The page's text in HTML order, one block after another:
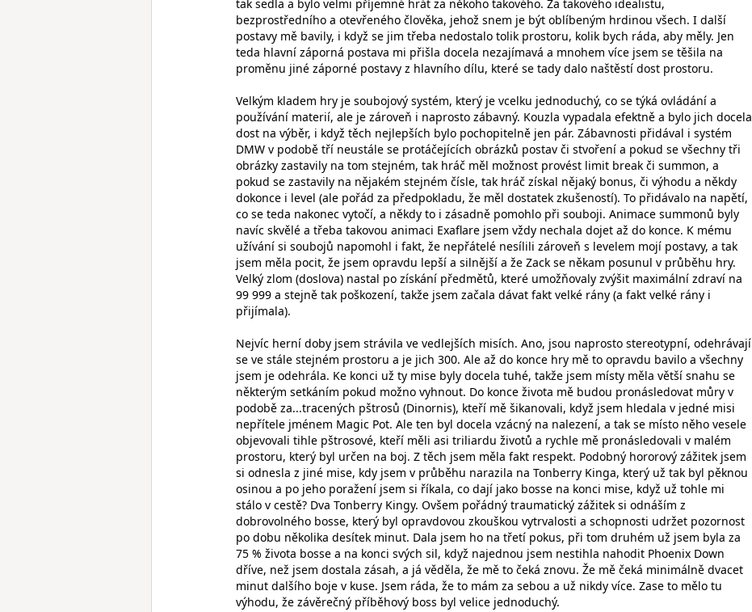
tak sedla a bylo velmi příjemné hrát za někoho takového. Za takového idealistu,
bezprostředního a otevřeného člověka, jehož snem je být oblíbeným hrdinou všech. I další
postavy mě bavily, i když se jim třeba nedostalo tolik prostoru, kolik bych ráda, aby měly. Jen
teda hlavní záporná postava mi přišla docela nezajímavá a mnohem více jsem se těšila na
proměnu jiné záporné postavy z hlavního dílu, které se tady dalo naštěstí dost prostoru.
Velkým kladem hry je soubojový systém, který je vcelku jednoduchý, co se týká ovládání a
používání materií, ale je zároveň i naprosto zábavný. Kouzla vypadala efektně a bylo jich docela
dost na výběr, i když těch nejlepších bylo pochopitelně jen pár. Zábavnosti přidával i systém
DMW v podobě tří neustále se protáčejících obrázků postav či stvoření a pokud se všechny tři
obrázky zastavily na tom stejném, tak hráč měl možnost provést limit break či summon, a
pokud se zastavily na nějakém stejném čísle, tak hráč získal nějaký bonus, či výhodu a někdy
dokonce i level (ale pořád za předpokladu, že měl dostatek zkušeností). To přidávalo na napětí,
co se teda nakonec vytočí, a někdy to i zásadně pomohlo při souboji. Animace summonů byly
navíc skvělé a třeba takovou animaci Exaflare jsem vždy nechala dojet až do konce. K mému
užívání si soubojů napomohl i fakt, že nepřátelé nesílili zároveň s levelem mojí postavy, a tak
jsem měla pocit, že jsem opravdu lepší a silnější a že Zack se někam posunul v průběhu hry.
Velký zlom (doslova) nastal po získání předmětů, které umožňovaly zvýšit maximální zdraví na
99 999 a stejně tak poškození, takže jsem začala dávat fakt velké rány (a fakt velké rány i
přijímala).
Nejvíc herní doby jsem strávila ve vedlejších misích. Ano, jsou naprosto stereotypní, odehrávají
se ve stále stejném prostoru a je jich 300. Ale až do konce hry mě to opravdu bavilo a všechny
jsem je odehrála. Ke konci už ty mise byly docela tuhé, takže jsem místy měla větší snahu se
některým setkáním pokud možno vyhnout. Do konce života mě budou pronásledovat můry v
podobě za...tracených pštrosů (Dinornis), kteří mě šikanovali, když jsem hledala v jedné misi
nepřítele jménem Magic Pot. Ale ten byl docela vzácný na nalezení, a tak se místo něho vesele
objevovali tihle pštrosové, kteří měli asi triliardu životů a rychle mě pronásledovali v malém
prostoru, který byl určen na boj. Z těch jsem měla fakt respekt. Podobný hororový zážitek jsem
si odnesla z jiné mise, kdy jsem v průběhu narazila na Tonberry Kinga, který už tak byl pěknou
osinou a po jeho poražení jsem si říkala, co dají jako bosse na konci mise, když už tohle mi
stálo v cestě? Dva Tonberry Kingy. Ovšem pořádný traumatický zážitek si odnáším z
dobrovolného bosse, který byl opravdovou zkouškou vytrvalosti a schopnosti udržet pozornost
po dobu několika desítek minut. Dala jsem ho na třetí pokus, při tom druhém už jsem byla za
75 % života bosse a na konci svých sil, když najednou jsem nestihla nahodit Phoenix Down
dříve, než jsem dostala zásah, a já věděla, že mě to čeká znovu. Že mě čeká minimálně dvacet
minut dalšího boje v kuse. Jsem ráda, že to mám za sebou a už nikdy více. Zase to mělo tu
výhodu, že závěrečný příběhový boss byl velice jednoduchý.